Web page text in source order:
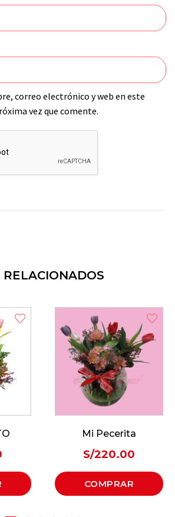
correo electrónico y web en este
vez que comente.
RELACIONADOS
Mi Kitty
S/295.00
COMPRAR